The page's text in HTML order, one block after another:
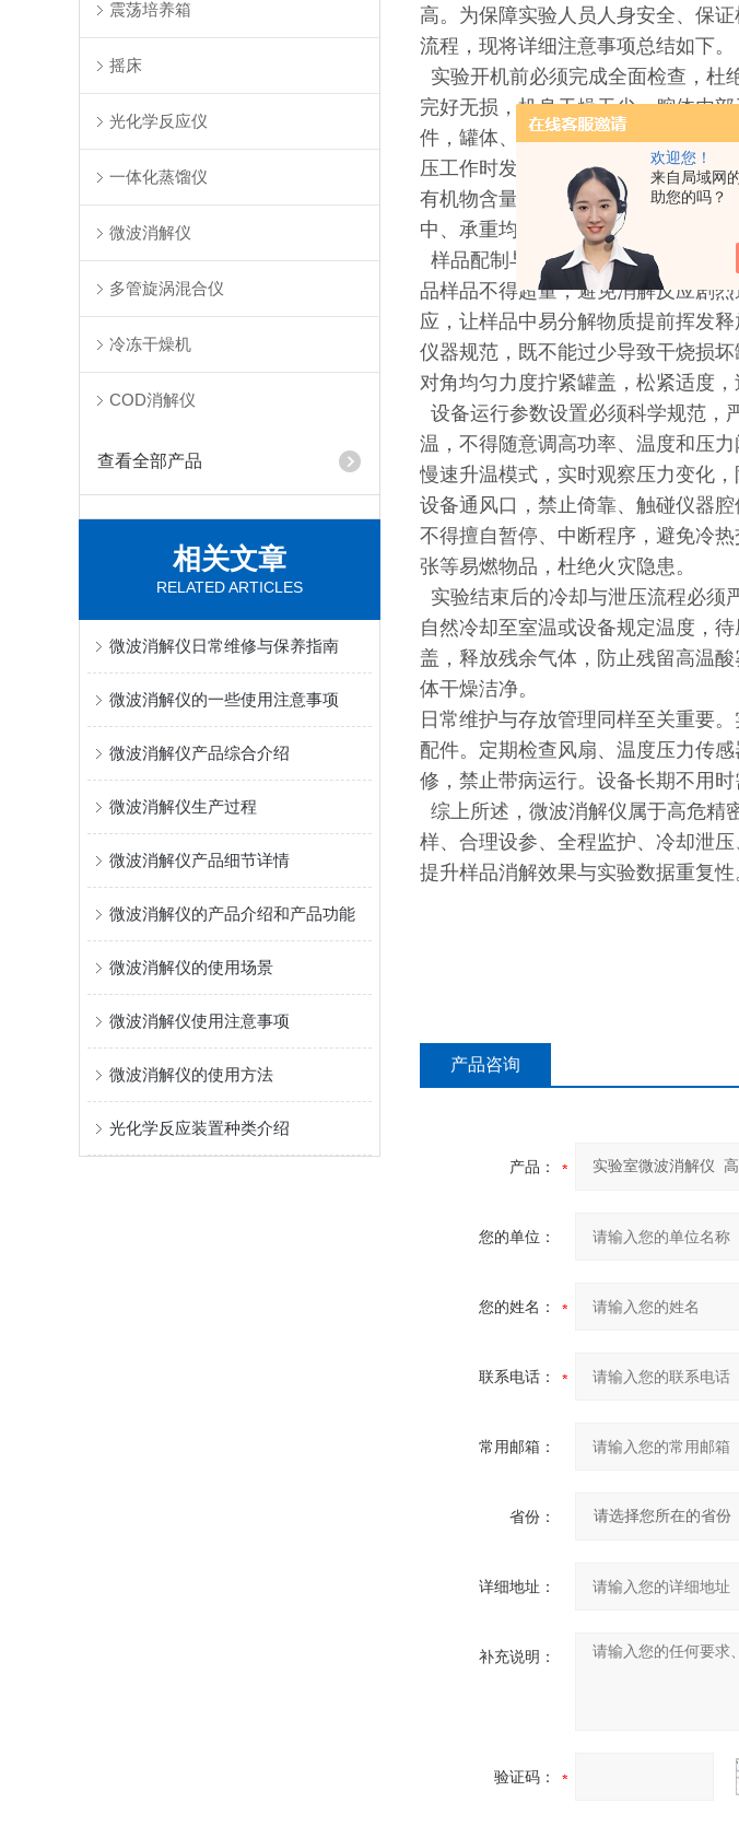
欢迎您！
来自局域网
助您的吗？
震荡培养箱
摇床
光化学反应仪
一体化蒸馏仪
微波消解仪
多管旋涡混合仪
冷冻干燥机
COD消解仪
查看全部产品
相关文章
RELATED ARTICLES
微波消解仪日常维修与保养指南
微波消解仪的一些使用注意事项
微波消解仪产品综合介绍
微波消解仪生产过程
微波消解仪产品细节详情
微波消解仪的产品介绍和产品功能
微波消解仪的使用场景
微波消解仪使用注意事项
微波消解仪的使用方法
光化学反应装置种类介绍
高。为保障实验人员人身安全、保
流程，现将详细注意事项总结如下。
实验开机前必须完成全面检查，杜
完好无损，机身干燥无尘，腔体内
件，罐体、盖子、泄压膜、密封圈
压工作时发生爆罐、漏液风险。同
有机物含量过高、易燃易爆、未知
中、承重均匀，罐位摆放数量符合
样品配制与加样操作是规避安全隐
品样品不得超量，避免消解反应剧
应，让样品中易分解物质提前挥发
仪器规范，既不能过少导致干烧损
对角均匀力度拧紧罐盖，松紧适度
设备运行参数设置必须科学规范，
温，不得随意调高功率、温度和压
慢速升温模式，实时观察压力变化
设备通风口，禁止倚靠、触碰仪器
不得擅自暂停、中断程序，避免冷
张等易燃物品，杜绝火灾隐患。
实验结束后的冷却与泄压流程必须
自然冷却至室温或设备规定温度，
盖，释放残余气体，防止残留高温
体干燥洁净。
日常维护与存放管理同样至关重要
配件。定期检查风扇、温度压力传
修，禁止带病运行。设备长期不用
综上所述，微波消解仪属于高危精
样、合理设参、全程监护、冷却泄
提升样品消解效果与实验数据重复性
产品咨询
产品：
您的单位：
您的姓名：
联系电话：
常用邮箱：
省份：
详细地址：
补充说明：
验证码：